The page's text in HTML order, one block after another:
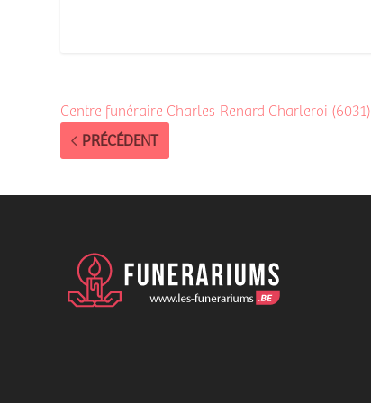
Centre funéraire Charles-Renard Charleroi (6031)
PRÉCÉDENT